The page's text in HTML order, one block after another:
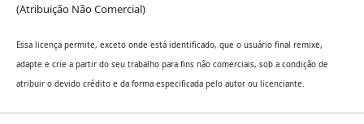
(Atribuição Não Comercial)
Essa licença permite, exceto onde está identificado, que o usuário final remixe,
adapte e crie a partir do seu trabalho para fins não comerciais, sob a condição de
atribuir o devido crédito e da forma especificada pelo autor ou licenciante.